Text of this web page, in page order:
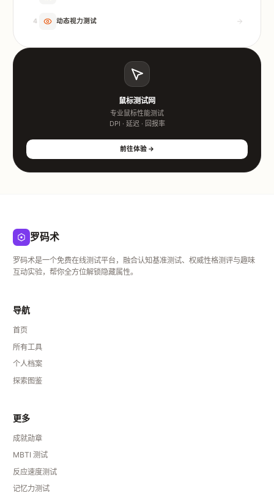
4 动态视力测试
鼠标测试网
专业鼠标性能测试
DPI · 延迟 · 回报率
前往体验 →
罗码术
罗码术是一个免费在线测试平台，融合认知基准测试、权威性格测评与趣味
互动实验，帮你全方位解锁隐藏属性。
导航
首页
所有工具
个人档案
探索图鉴
更多
成就勋章
MBTI 测试
反应速度测试
记忆力测试